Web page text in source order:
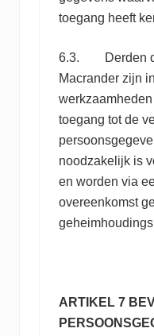
toegang heeft
6.3. Derden
Macrander zijn
toegang tot de
noodzakelijk is
en worden via
overeenkomst
ARTIKEL 7